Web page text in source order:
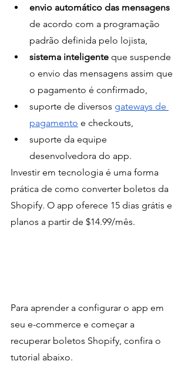
envio automático das mensagens
de acordo com a programação
padrão definida pelo lojista,
sistema inteligente que suspende
o envio das mensagens assim que
o pagamento é confirmado,
suporte de diversos gateways de
pagamento e checkouts,
suporte da equipe
desenvolvedora do app.
Investir em tecnologia é uma forma
prática de como converter boletos da
Shopify. O app oferece 15 dias grátis e
planos a partir de $14.99/mês.
Para aprender a configurar o app em
seu e-commerce e começar a
recuperar boletos Shopify, confira o
tutorial abaixo.